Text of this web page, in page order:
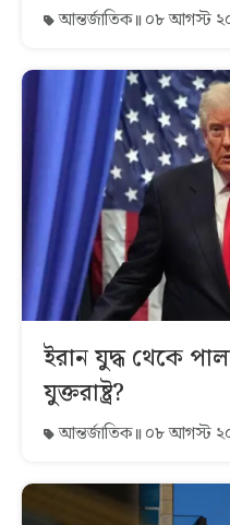
আন্তর্জাতিক ০৮ আগস্ট
ইরান যুদ্ধ থেকে
যুক্তরাষ্ট্র?
আন্তর্জাতিক ০৮ আগস্ট